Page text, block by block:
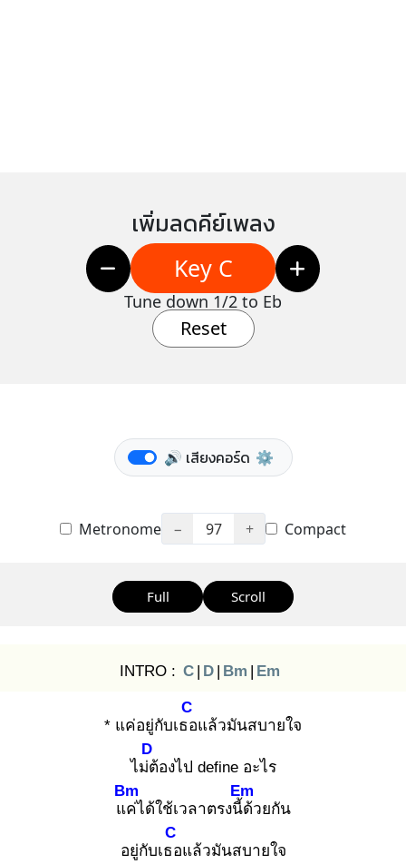
เพิ่มลดคีย์เพลง
Key C
Tune down 1/2 to Eb
Reset
🔊 เสียงคอร์ด ⚙️
Metronome − 97 + Compact
Full Scroll
INTRO : C | D | Bm | Em
* แค่อยู่กับเธอ
C
แล้วมันสบายใจ
ไม่ต้
D
องไป define อะไร
แค่
Bm
ได้ใช้เวลาตรงนี้ด้
Em
วยกัน
อยู่กับเธอ
C
แล้วมันสบายใจ